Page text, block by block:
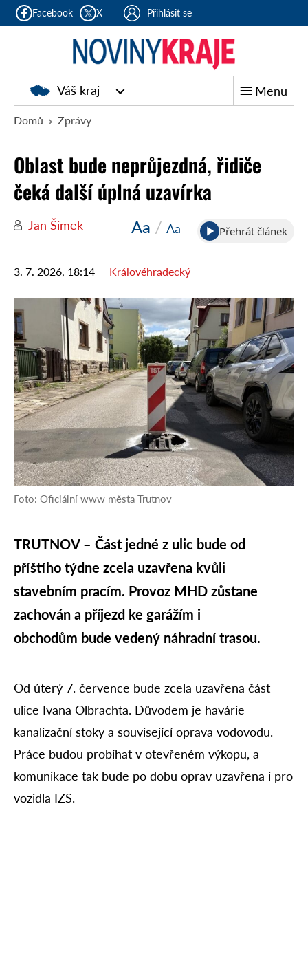
Facebook X Přihlásit se
Noviny
kraje
Váš kraj Menu
Domů Zprávy
Oblast bude neprůjezdná, řidiče
čeká další úplná uzavírka
Jan Šimek Aa / Aa Přehrát článek
3. 7. 2026, 18:14 Královéhradecký
Foto: Oficiální www města Trutnov
TRUTNOV – Část jedné z ulic bude od
příštího týdne zcela uzavřena kvůli
stavebním pracím. Provoz MHD zůstane
zachován a příjezd ke garážím i
obchodům bude vedený náhradní trasou.
Od úterý 7. července bude zcela uzavřena část
ulice Ivana Olbrachta. Důvodem je havárie
kanalizační stoky a související oprava vodovodu.
Práce budou probíhat v otevřeném výkopu, a
komunikace tak bude po dobu oprav uzavřena i pro
vozidla IZS.